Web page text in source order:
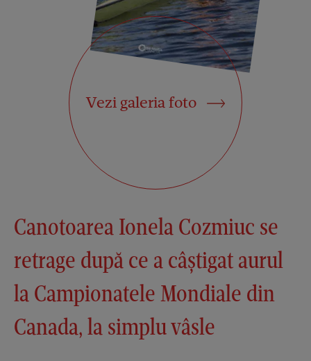
Vezi galeria foto
Canotoarea Ionela Cozmiuc se
retrage după ce a câștigat aurul
la Campionatele Mondiale din
Canada, la simplu vâsle